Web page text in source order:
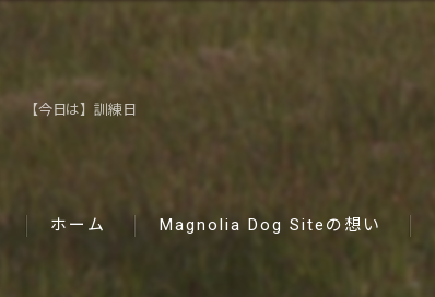
【今日は】訓練日
ホーム Magnolia Dog Siteの想い